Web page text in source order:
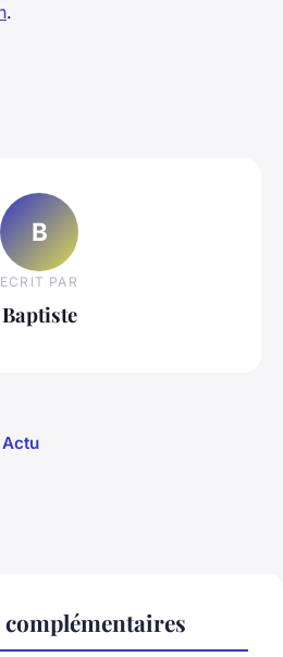
.
B
ECRIT PAR
Baptiste